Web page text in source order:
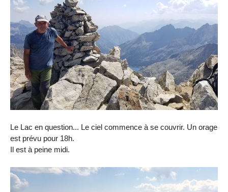
Le Lac en question... Le ciel commence à se couvrir. Un orage
est prévu pour 18h.
Il est à peine midi.